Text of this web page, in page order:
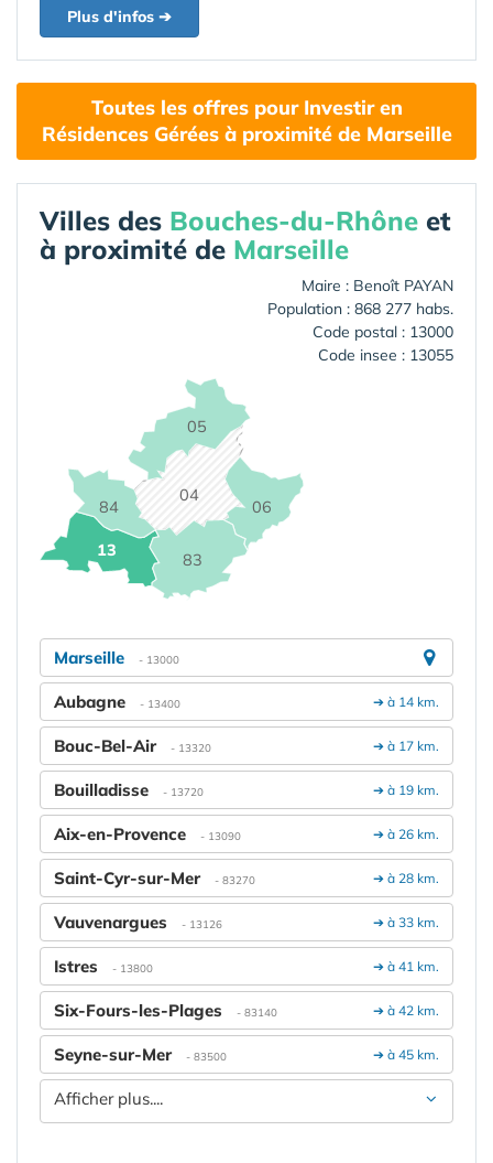
Plus d'infos ➔
Toutes les offres pour Investir en
Résidences Gérées à proximité de Marseille
Villes des Bouches-du-Rhône et
à proximité de Marseille
Maire : Benoît PAYAN
Population : 868 277 habs.
Code postal : 13000
Code insee : 13055
04
05
06
13 83
84
Marseille - 13000
➔ à 14 km.
Aubagne - 13400
➔ à 17 km.
Bouc-Bel-Air - 13320
➔ à 19 km.
Bouilladisse - 13720
➔ à 26 km.
Aix-en-Provence - 13090
➔ à 28 km.
Saint-Cyr-sur-Mer - 83270
➔ à 33 km.
Vauvenargues - 13126
➔ à 41 km.
Istres - 13800
➔ à 42 km.
Six-Fours-les-Plages - 83140
➔ à 45 km.
Seyne-sur-Mer - 83500
Afficher plus....